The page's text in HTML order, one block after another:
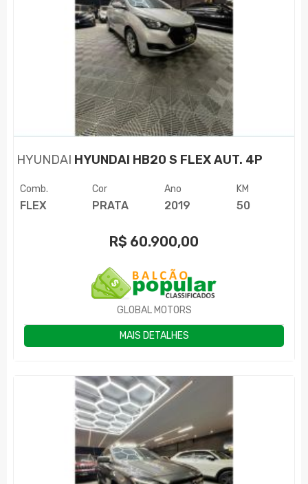
HYUNDAI HYUNDAI HB20 S FLEX AUT. 4P
Comb.
FLEX
Cor
PRATA
Ano
2019
KM
50
R$ 60.900,00
GLOBAL MOTORS
MAIS DETALHES